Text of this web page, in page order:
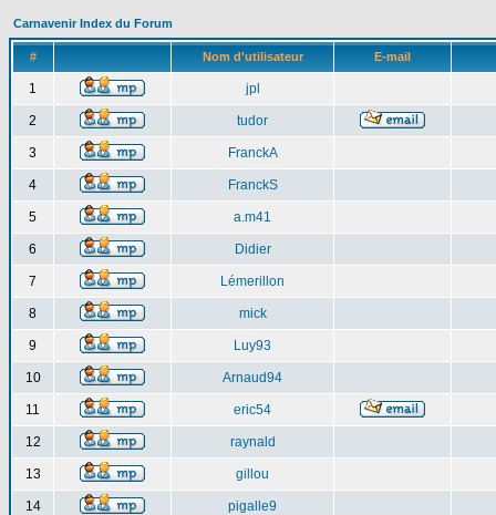
Carnavenir Index du Forum
# Nom d'utilisateur E-mail
1 jpl
2 tudor
3 FranckA
4 FranckS
5 a.m41
6 Didier
7 Lémerillon
8 mick
9 Luy93
10 Arnaud94
11 eric54
12 raynald
13 gillou
14 pigalle9